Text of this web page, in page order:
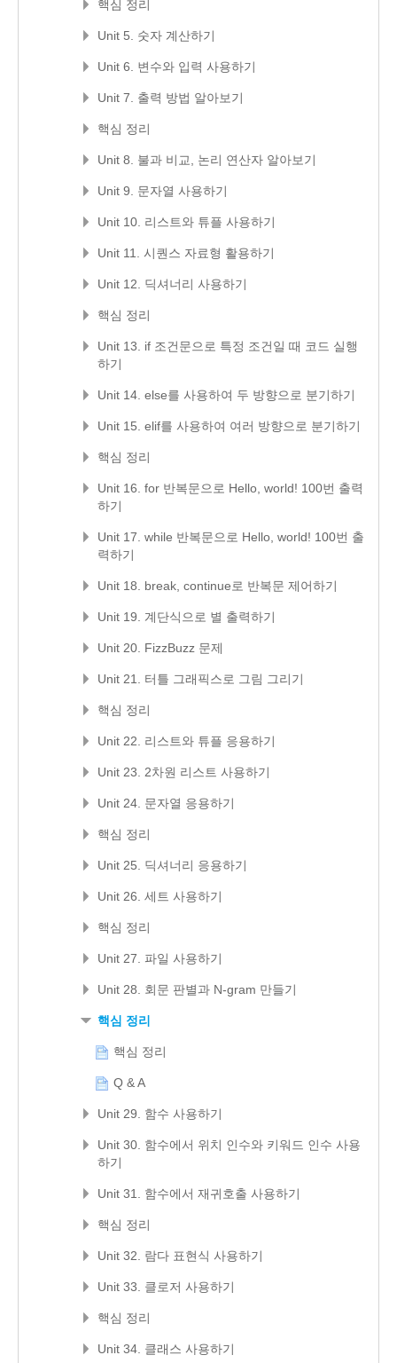
핵심 정리
Unit 5. 숫자 계산하기
Unit 6. 변수와 입력 사용하기
Unit 7. 출력 방법 알아보기
핵심 정리
Unit 8. 불과 비교, 논리 연산자 알아보기
Unit 9. 문자열 사용하기
Unit 10. 리스트와 튜플 사용하기
Unit 11. 시퀀스 자료형 활용하기
Unit 12. 딕셔너리 사용하기
핵심 정리
Unit 13. if 조건문으로 특정 조건일 때 코드 실행
하기
Unit 14. else를 사용하여 두 방향으로 분기하기
Unit 15. elif를 사용하여 여러 방향으로 분기하기
핵심 정리
Unit 16. for 반복문으로 Hello, world! 100번 출력
하기
Unit 17. while 반복문으로 Hello, world! 100번 출
력하기
Unit 18. break, continue로 반복문 제어하기
Unit 19. 계단식으로 별 출력하기
Unit 20. FizzBuzz 문제
Unit 21. 터틀 그래픽스로 그림 그리기
핵심 정리
Unit 22. 리스트와 튜플 응용하기
Unit 23. 2차원 리스트 사용하기
Unit 24. 문자열 응용하기
핵심 정리
Unit 25. 딕셔너리 응용하기
Unit 26. 세트 사용하기
핵심 정리
Unit 27. 파일 사용하기
Unit 28. 회문 판별과 N-gram 만들기
핵심 정리
핵심 정리
Q & A
Unit 29. 함수 사용하기
Unit 30. 함수에서 위치 인수와 키워드 인수 사용
하기
Unit 31. 함수에서 재귀호출 사용하기
핵심 정리
Unit 32. 람다 표현식 사용하기
Unit 33. 클로저 사용하기
핵심 정리
Unit 34. 클래스 사용하기